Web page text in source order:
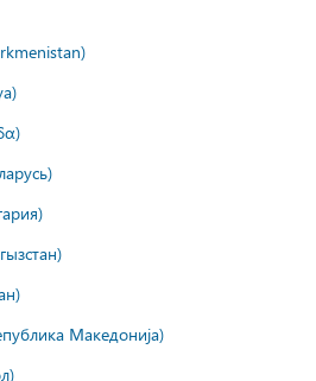
Македонија)